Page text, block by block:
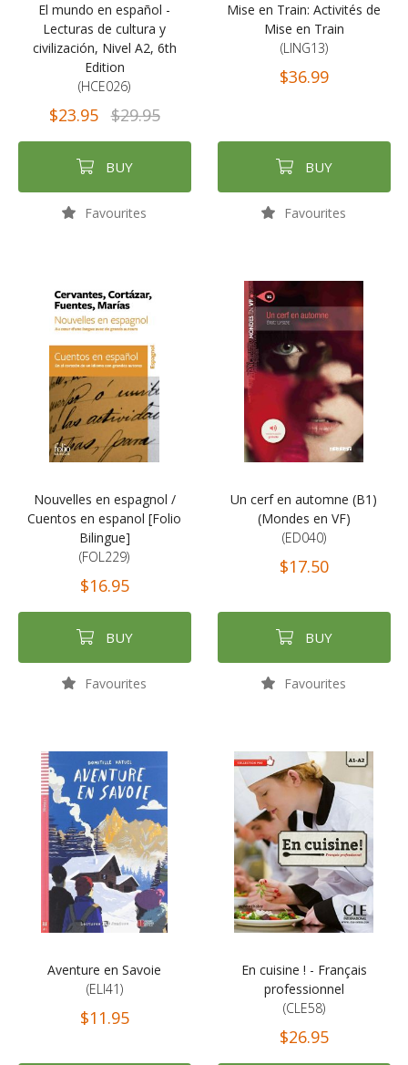
El mundo en español -
Lecturas de cultura y
civilización, Nivel A2, 6th
Edition
(HCE026)
$23.95 $29.95
BUY
Favourites
Mise en Train: Activités de
Mise en Train
(LING13)
$36.99
BUY
Favourites
Nouvelles en espagnol /
Cuentos en espanol [Folio
Bilingue]
(FOL229)
$16.95
BUY
Favourites
Un cerf en automne (B1)
(Mondes en VF)
(ED040)
$17.50
BUY
Favourites
Aventure en Savoie
(ELI41)
$11.95
En cuisine ! - Français
professionnel
(CLE58)
$26.95